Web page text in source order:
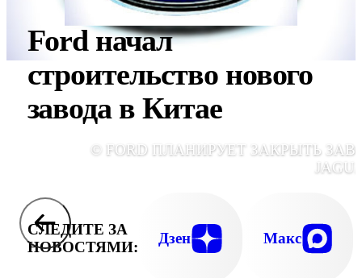
Ford начал
строительство нового
завода в Китае
© FORD ПЛАНИРУЕТ ЗАКРЫТЬ
СЛЕДИТЕ ЗА
НОВОСТЯМИ:
Дзен Макс